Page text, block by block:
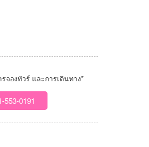
จองทัวร์ และการเดินทาง*
0191